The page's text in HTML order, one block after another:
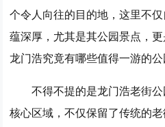
个令人向往的目的地，这里不
蕴深厚，尤其是其公园景点，
龙门浩究竟有哪些值得一游的公
不得不提的是龙门浩老街
核心区域，不仅保留了传统的